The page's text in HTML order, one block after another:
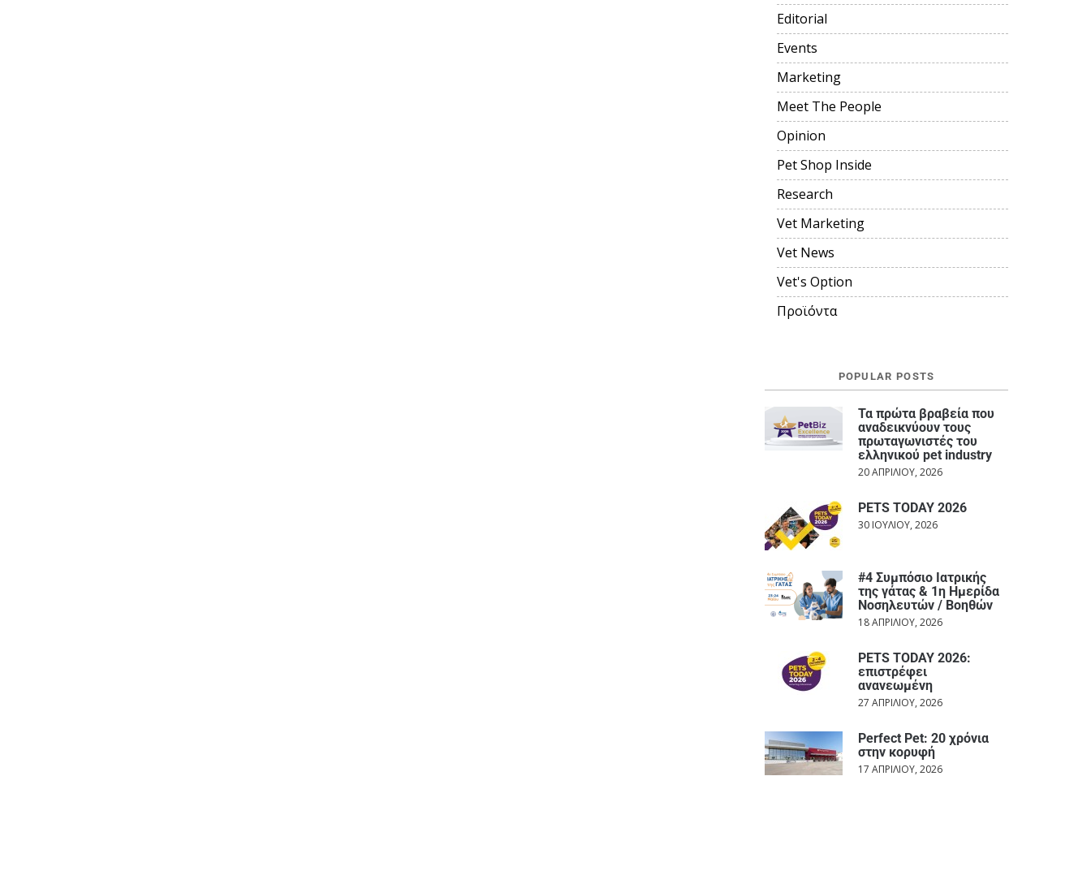
Editorial
Events
Marketing
Meet The People
Opinion
Pet Shop Inside
Research
Vet Marketing
Vet News
Vet's Option
Προϊόντα
POPULAR POSTS
Τα πρώτα βραβεία που
αναδεικνύουν τους
πρωταγωνιστές του
ελληνικού pet industry
20 ΑΠΡΙΛΊΟΥ, 2026
PETS TODAY 2026
30 ΙΟΥΛΊΟΥ, 2026
#4 Συμπόσιο Ιατρικής
της γάτας & 1η Ημερίδα
Νοσηλευτών / Βοηθών
18 ΑΠΡΙΛΊΟΥ, 2026
PETS TODAY 2026:
επιστρέφει
ανανεωμένη
27 ΑΠΡΙΛΊΟΥ, 2026
Perfect Pet: 20 χρόνια
στην κορυφή
17 ΑΠΡΙΛΊΟΥ, 2026